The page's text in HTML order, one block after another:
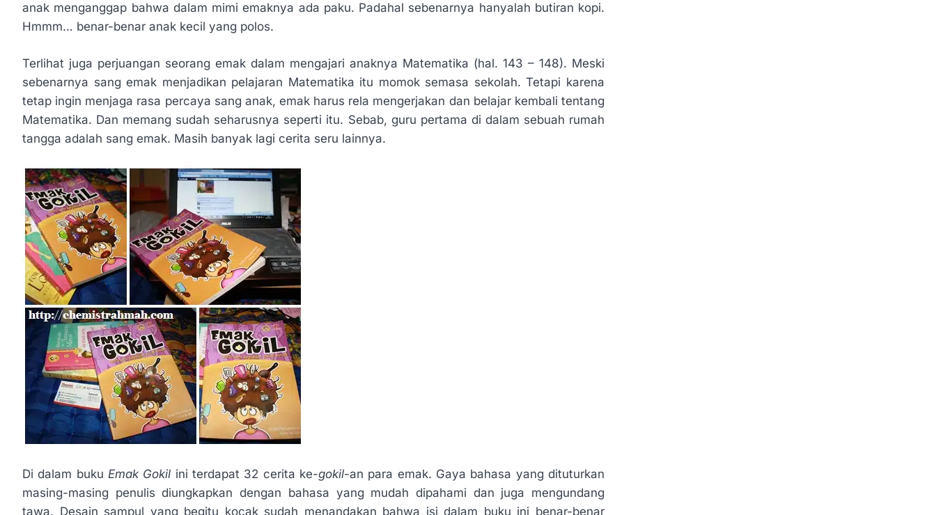
anak menganggap bahwa dalam mimi emaknya ada paku. Padahal sebenarnya hanyalah butiran kopi.
Hmmm… benar-benar anak kecil yang polos.
Terlihat juga perjuangan seorang emak dalam mengajari anaknya Matematika (hal. 143 – 148). Meski
sebenarnya sang emak menjadikan pelajaran Matematika itu momok semasa sekolah. Tetapi karena
tetap ingin menjaga rasa percaya sang anak, emak harus rela mengerjakan dan belajar kembali tentang
Matematika. Dan memang sudah seharusnya seperti itu. Sebab, guru pertama di dalam sebuah rumah
tangga adalah sang emak. Masih banyak lagi cerita seru lainnya.
Di dalam buku Emak Gokil ini terdapat 32 cerita ke-gokil-an para emak. Gaya bahasa yang dituturkan
masing-masing penulis diungkapkan dengan bahasa yang mudah dipahami dan juga mengundang
tawa. Desain sampul yang begitu kocak sudah menandakan bahwa isi dalam buku ini benar-benar